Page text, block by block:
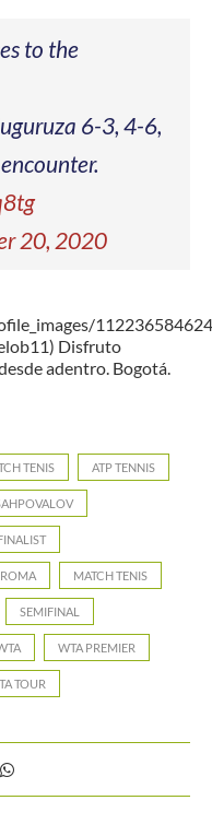
to the
6-3, 4-6,
20, 2020
Disfruto
adentro. Bogotá.
TENIS ATP TENNIS
ROMA MATCH TENIS
SEMIFINAL
WTA PREMIER
TOUR